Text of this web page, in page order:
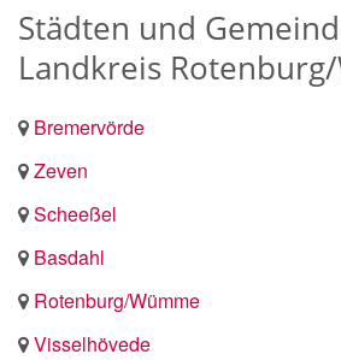
Städten und
Landkreis
Bremervörde
Zeven
Scheeßel
Basdahl
Rotenburg/Wümme
Visselhövede